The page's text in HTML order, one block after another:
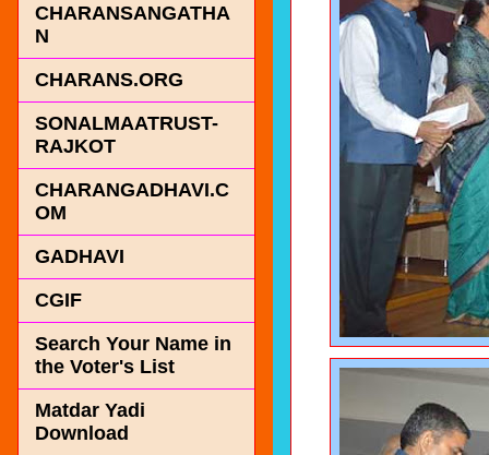
CHARANSANGATHA
N
CHARANS.ORG
SONALMAATRUST-
RAJKOT
CHARANGADHAVI.C
OM
GADHAVI
CGIF
Search Your Name in
the Voter's List
Matdar Yadi
Download